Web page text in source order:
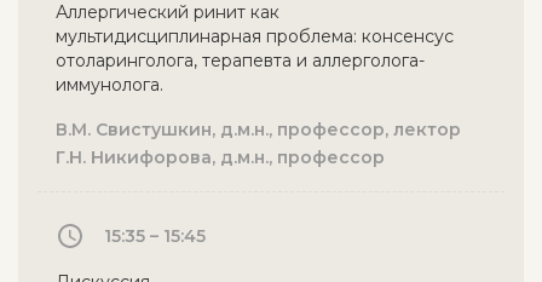
Аллергический ринит как
мультидисциплинарная проблема: консенсус
отоларинголога, терапевта и аллерголога-
иммунолога.
В.М. Свистушкин, д.м.н., профессор, лектор
Г.Н. Никифорова, д.м.н., профессор
15:35 – 15:45